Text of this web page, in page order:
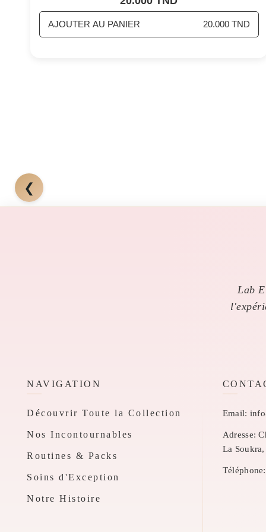
AJOUTER AU PANIER 20.000 TND
❮
Lab
NAVIGATION
Découvrir Toute la Collection
Nos Incontournables
Routines & Packs
Soins d'Exception
Notre Histoire
Email:
Adresse:
La
Téléphone: